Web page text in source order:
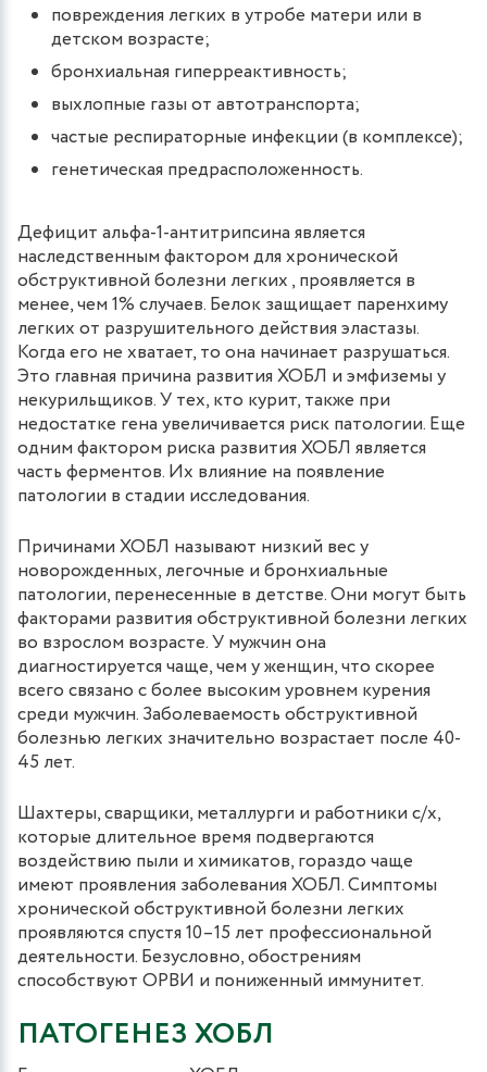
повреждения легких в утробе матери или в
детском возрасте;
бронхиальная гиперреактивность;
выхлопные газы от автотранспорта;
частые респираторные инфекции (в комплексе);
генетическая предрасположенность.
Дефицит альфа-1-антитрипсина является
наследственным фактором для хронической
обструктивной болезни легких , проявляется в
менее, чем 1% случаев. Белок защищает паренхиму
легких от разрушительного действия эластазы.
Когда его не хватает, то она начинает разрушаться.
Это главная причина развития ХОБЛ и эмфиземы у
некурильщиков. У тех, кто курит, также при
недостатке гена увеличивается риск патологии. Еще
одним фактором риска развития ХОБЛ является
часть ферментов. Их влияние на появление
патологии в стадии исследования.
Причинами ХОБЛ называют низкий вес у
новорожденных, легочные и бронхиальные
патологии, перенесенные в детстве. Они могут быть
факторами развития обструктивной болезни легких
во взрослом возрасте. У мужчин она
диагностируется чаще, чем у женщин, что скорее
всего связано с более высоким уровнем курения
среди мужчин. Заболеваемость обструктивной
болезнью легких значительно возрастает после 40-
45 лет.
Шахтеры, сварщики, металлурги и работники c/х,
которые длительное время подвергаются
воздействию пыли и химикатов, гораздо чаще
имеют проявления заболевания ХОБЛ. Симптомы
хронической обструктивной болезни легких
проявляются спустя 10–15 лет профессиональной
деятельности. Безусловно, обострениям
способствуют ОРВИ и пониженный иммунитет.
ПАТОГЕНЕЗ ХОБЛ